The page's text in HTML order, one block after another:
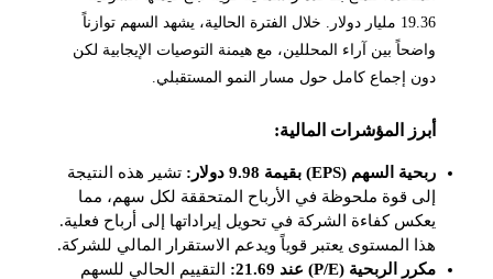
19.36 مليار دولار. خلال الفترة الحالية، يشهد السهم توازناً
واضحاً بين آراء المحللين، مع هيمنة التوصيات الإيجابية لكن
دون إجماع كامل حول مسار النمو المستقبلي.
أبرز المؤشرات المالية:
ربحية السهم (EPS) بقيمة 9.98 دولار:
تشير هذه النتيجة
إلى قوة ملحوظة في الأرباح المتحققة لكل سهم، مما
يعكس كفاءة الشركة في تحويل إيراداتها إلى أرباح فعلية.
هذا المستوى يعتبر قوياً ويدعم الاستقرار المالي للشركة.
مكرر الربحية (P/E) عند 21.69:
التقييم الحالي للسهم